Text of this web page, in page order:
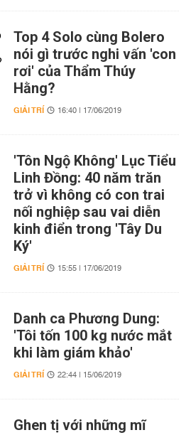
Top 4 Solo cùng Bolero
nói gì trước nghi vấn 'con
rơi' của Thẩm Thúy
Hằng?
GIẢI TRÍ 16:40 | 17/06/2019
'Tôn Ngộ Không' Lục Tiểu
Linh Đồng: 40 năm trăn
trở vì không có con trai
nối nghiệp sau vai diễn
kinh điển trong 'Tây Du
Ký'
GIẢI TRÍ 15:55 | 17/06/2019
Danh ca Phương Dung:
'Tôi tốn 100 kg nước mắt
khi làm giám khảo'
GIẢI TRÍ 22:44 | 15/06/2019
Ghen tị với những mĩ